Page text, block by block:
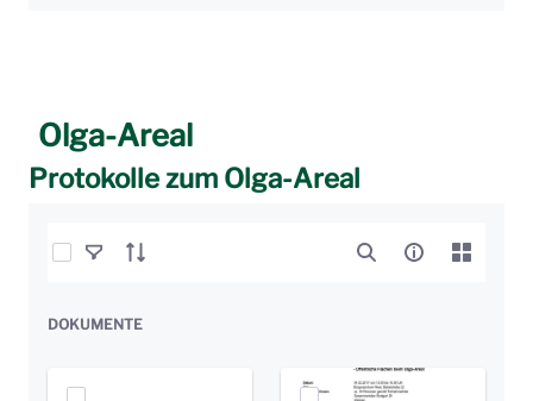
Olga-Areal
Protokolle zum Olga-Areal
Elemente auswählen
DOKUMENTE